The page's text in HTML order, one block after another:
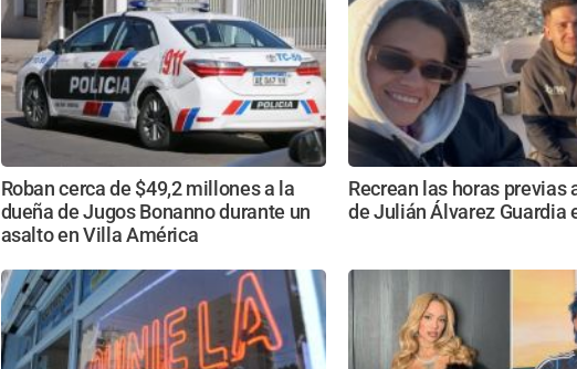
Roban cerca de $49,2 millones a la
dueña de Jugos Bonanno durante un
asalto en Villa América
Recrean las horas previas
de Julián Álvarez Guardia